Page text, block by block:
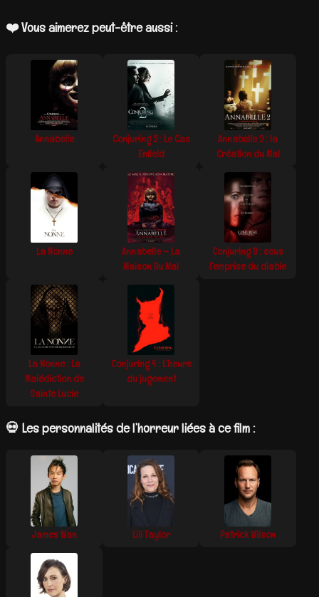
❤️ Vous aimerez peut-être aussi :
Annabelle
Conjuring 2 : Le Cas
Enfield
Annabelle 2 : la
Création du Mal
La Nonne
Annabelle – La
Maison Du Mal
Conjuring 3 : sous
l’emprise du diable
La Nonne : La
Malédiction de
Sainte Lucie
Conjuring 4 : L’heure
du jugement
💀 Les personnalités de l’horreur liées à ce film :
James Wan Lili Taylor Patrick Wilson